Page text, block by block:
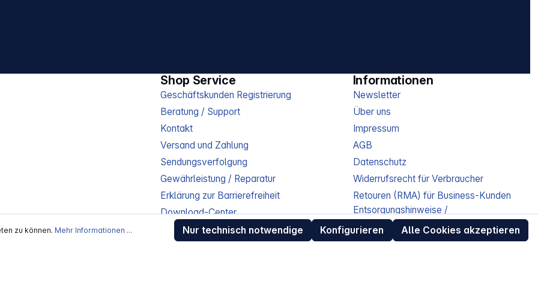
Shop Service
Geschäftskunden Registrierung
Beratung / Support
Kontakt
Versand und Zahlung
Sendungsverfolgung
Gewährleistung / Reparatur
Erklärung zur Barrierefreiheit
Download-Center
Informationen
Newsletter
Über uns
Impressum
AGB
Datenschutz
Widerrufsrecht für Verbraucher
Retouren (RMA) für Business-Kunden
Entsorgungshinweise /
Altgeräterücknahme
Kundeninformation / Bestellablauf
zu können. Mehr Informationen ... Nur technisch notwendige Konfigurieren Alle Cookies akzeptieren